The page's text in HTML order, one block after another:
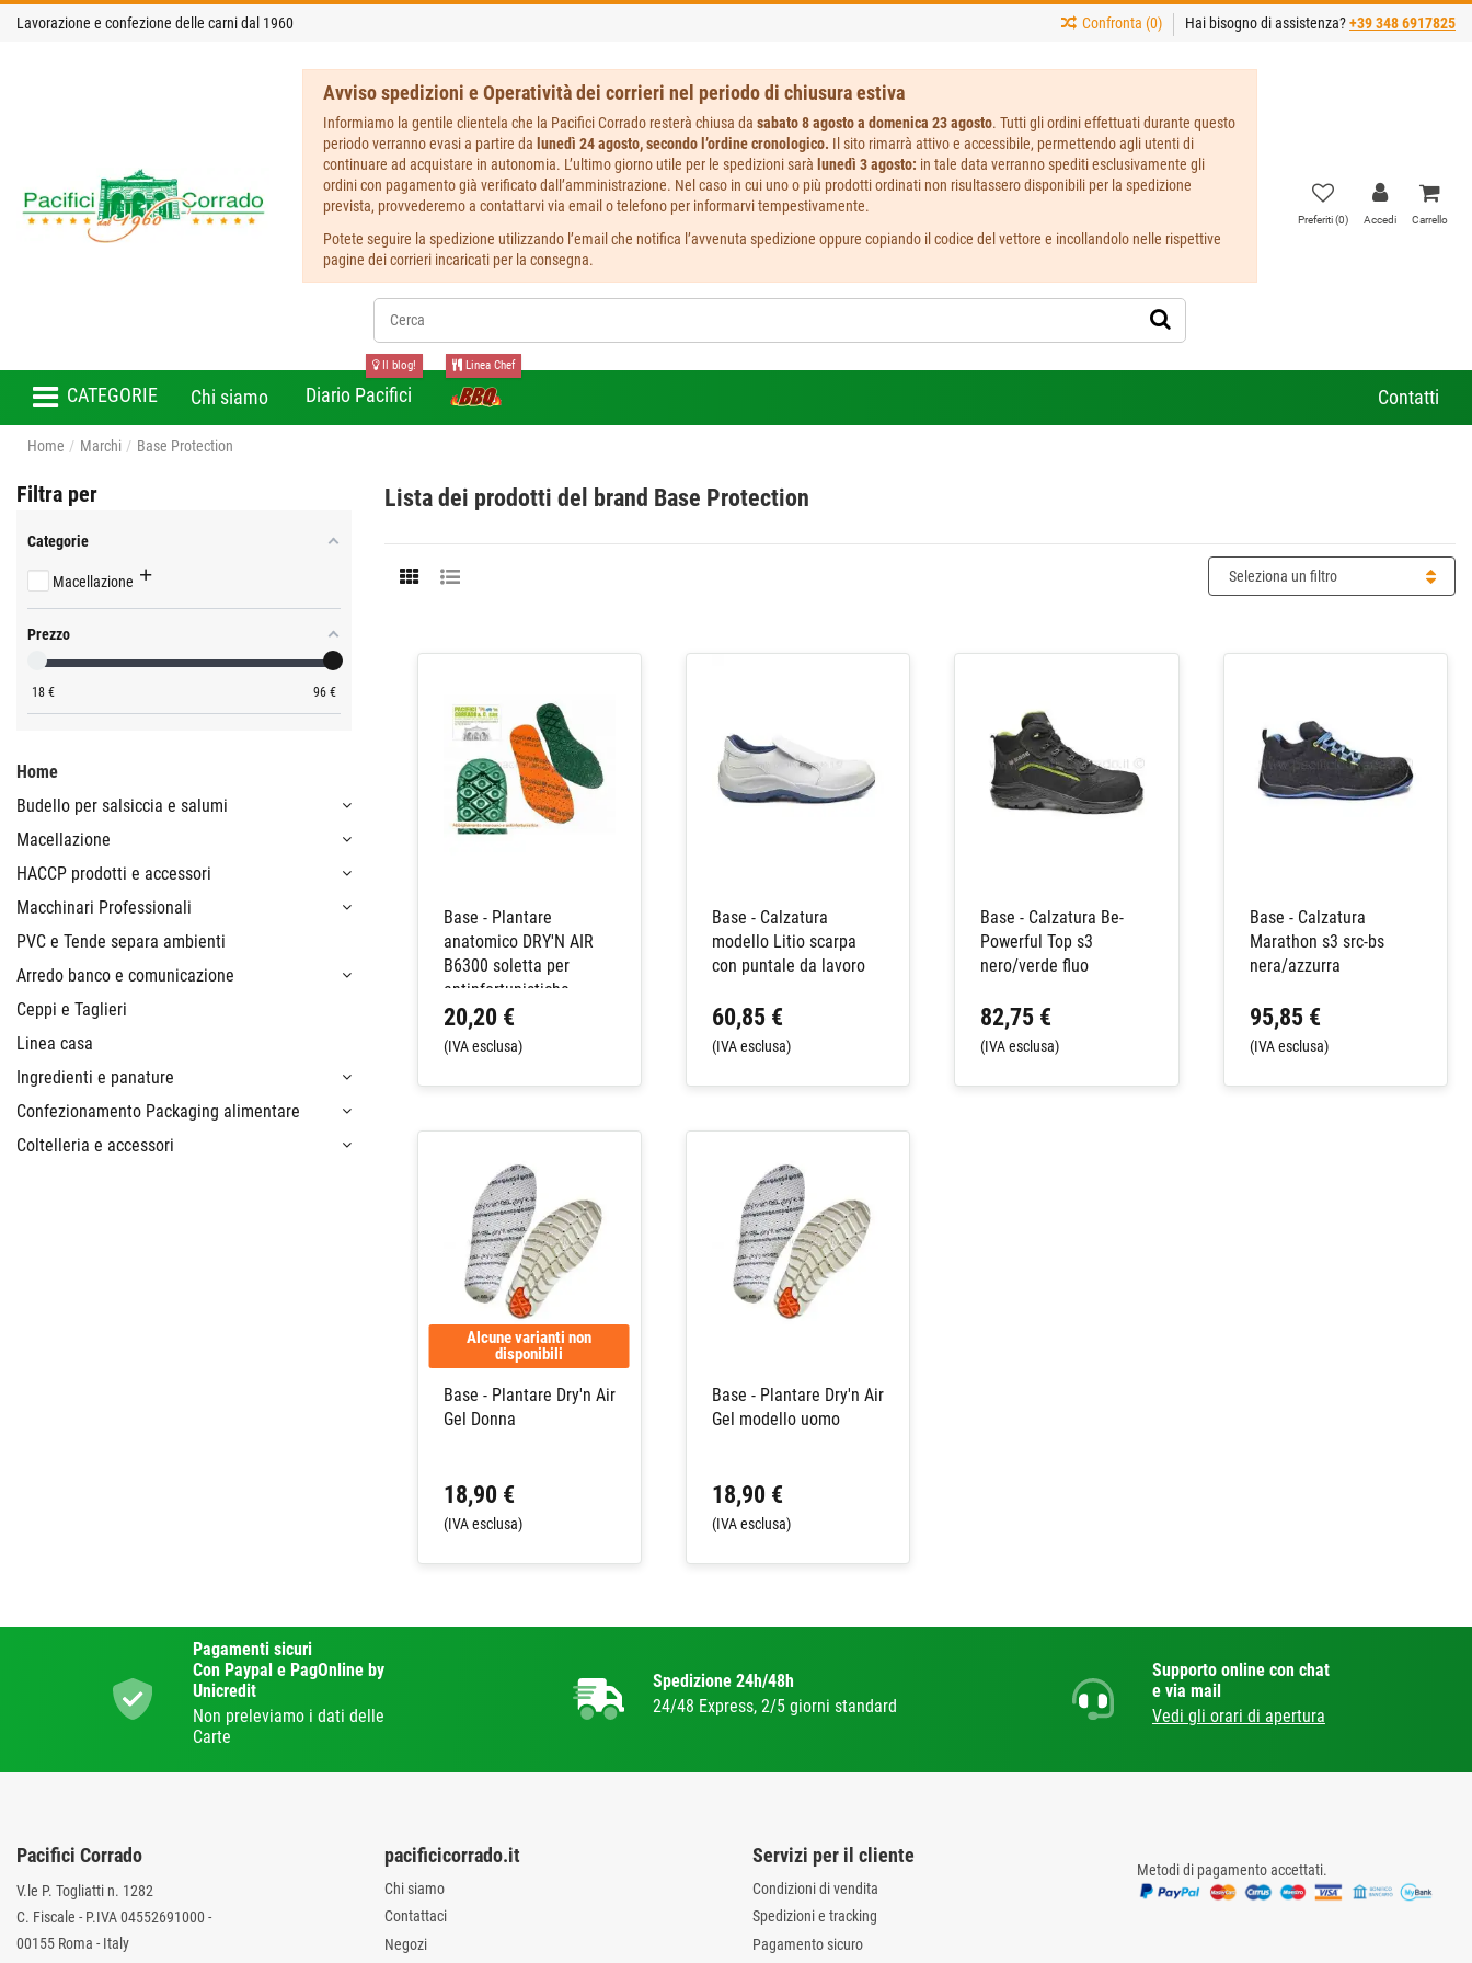
Lavorazione e confezione delle carni dal 1960 Confronta (0) Hai bisogno di assistenza?+39 348 6917825
Avviso spedizioni e Operatività dei corrieri nel periodo di chiusura estiva
Informiamo la gentile clientela che la Pacifici Corrado resterà chiusa da sabato 8 agosto a domenica 23 agosto. Tutti gli ordini effettuati durante questo
periodo verranno evasi a partire da lunedì 24 agosto, secondo l’ordine cronologico. Il sito rimarrà attivo e accessibile, permettendo agli utenti di
continuare ad acquistare in autonomia. L’ultimo giorno utile per le spedizioni sarà lunedì 3 agosto: in tale data verranno spediti esclusivamente gli
ordini con pagamento già verificato dall’amministrazione. Nel caso in cui uno o più prodotti ordinati non risultassero disponibili per la spedizione
prevista, provvederemo a contattarvi via email o telefono per informarvi tempestivamente.
Potete seguire la spedizione utilizzando l’email che notifica l’avvenuta spedizione oppure copiando il codice del vettore e incollandolo nelle rispettive
pagine dei corrieri incaricati per la consegna.
Preferiti (0) Accedi Carrello
CATEGORIE Chi siamo Contatti
Diario Pacifici
Il blog! Linea Chef
Home Marchi Base Protection
Lista dei prodotti del brand Base Protection
Seleziona un filtro
Base - Plantare
anatomico DRY'N AIR
B6300 soletta per
antinfortunistiche
20,20 €
(IVA esclusa)
Base - Calzatura
modello Litio scarpa
con puntale da lavoro
60,85 €
(IVA esclusa)
Base - Calzatura Be-
Powerful Top s3
nero/verde fluo
82,75 €
(IVA esclusa)
Base - Calzatura
Marathon s3 src-bs
nera/azzurra
95,85 €
(IVA esclusa)
Alcune varianti non
disponibili
Base - Plantare Dry'n Air
Gel Donna
18,90 €
(IVA esclusa)
Base - Plantare Dry'n Air
Gel modello uomo
18,90 €
(IVA esclusa)
Filtra per
Categorie
Macellazione
Prezzo
18 € 96 €
Home
Budello per salsiccia e salumi
Macellazione
HACCP prodotti e accessori
Macchinari Professionali
PVC e Tende separa ambienti
Arredo banco e comunicazione
Ceppi e Taglieri
Linea casa
Ingredienti e panature
Confezionamento Packaging alimentare
Coltelleria e accessori
Pagamenti sicuri
Con Paypal e PagOnline by
Unicredit
Non preleviamo i dati delle
Carte
Spedizione 24h/48h
24/48 Express, 2/5 giorni standard
Supporto online con chat
e via mail
Vedi gli orari di apertura
Pacifici Corrado
V.le P. Togliatti n. 1282
C. Fiscale - P.IVA 04552691000 -
00155 Roma - Italy
pacificicorrado.it
Chi siamo
Contattaci
Negozi
Servizi per il cliente
Condizioni di vendita
Spedizioni e tracking
Pagamento sicuro
Metodi di pagamento accettati.